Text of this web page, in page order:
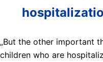
„But the other important
children who are